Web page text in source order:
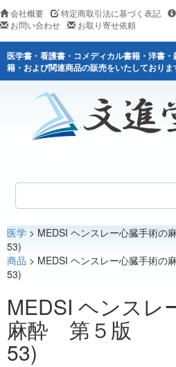
会社概要 特定商取引法に基づく表記
お問い合わせ
お取り寄せ依頼
医学書・看護書・コメディカル書籍・洋書
籍・および関連商品の販売をいたしておりま
医学
看護
レジデント
医学 > MEDSI ヘンスレー心臓手
53)
商品 > MEDSI ヘンスレー心臓手
53)
MEDSI ヘンスレ
麻酔 第５版
53)